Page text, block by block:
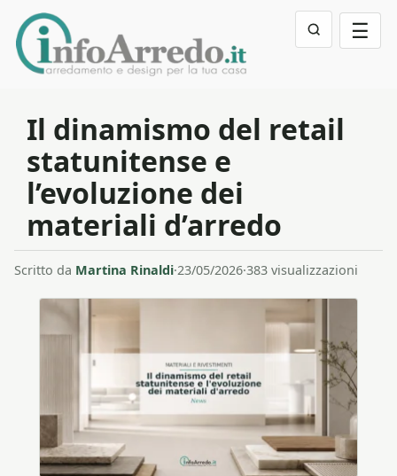
☰
Il dinamismo del retail
statunitense e
l’evoluzione dei
materiali d’arredo
Scritto da Martina Rinaldi·23/05/2026·383 visualizzazioni